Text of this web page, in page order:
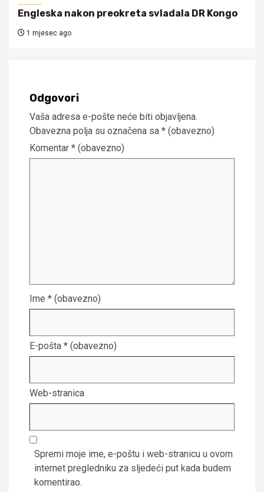
Engleska nakon preokreta svladala DR Kongo
1 mjesec ago
Odgovori
Vaša adresa e-pošte neće biti objavljena.
Obavezna polja su označena sa * (obavezno)
Komentar * (obavezno)
Ime * (obavezno)
E-pošta * (obavezno)
Web-stranica
Spremi moje ime, e-poštu i web-stranicu u ovom
internet pregledniku za sljedeći put kada budem
komentirao.